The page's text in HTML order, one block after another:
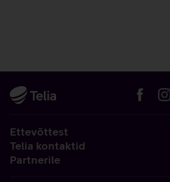
Ettevõttest
Telia kontaktid
Partnerile